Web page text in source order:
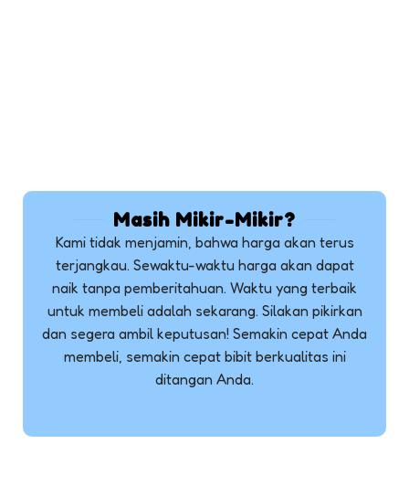
Masih Mikir-Mikir?
Kami tidak menjamin, bahwa harga akan terus
terjangkau. Sewaktu-waktu harga akan dapat
naik tanpa pemberitahuan. Waktu yang terbaik
untuk membeli adalah sekarang. Silakan pikirkan
dan segera ambil keputusan! Semakin cepat Anda
membeli, semakin cepat bibit berkualitas ini
ditangan Anda.